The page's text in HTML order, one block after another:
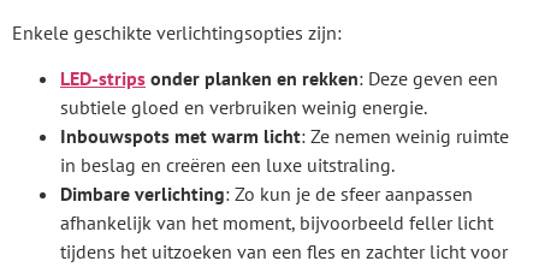
Enkele geschikte verlichtingsopties zijn:
LED-strips onder planken en rekken: Deze geven een
subtiele gloed en verbruiken weinig energie.
Inbouwspots met warm licht: Ze nemen weinig ruimte
in beslag en creëren een luxe uitstraling.
Dimbare verlichting: Zo kun je de sfeer aanpassen
afhankelijk van het moment, bijvoorbeeld feller licht
tijdens het uitzoeken van een fles en zachter licht voor